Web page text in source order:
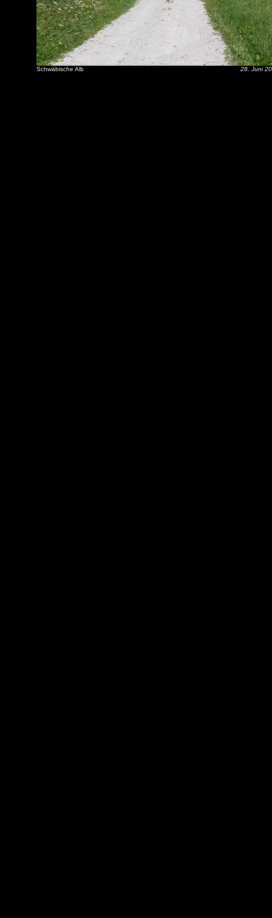
Schwäbische Alb 28. Juni